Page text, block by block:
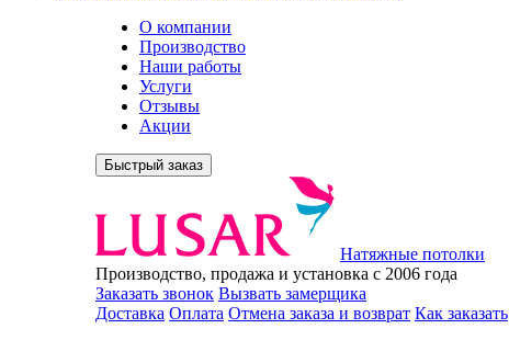
О компании
Производство
Наши работы
Услуги
Отзывы
Акции
Быстрый заказ
Натяжные потолки
Производство, продажа и установка с 2006 года
Заказать звонок Вызвать замерщика
Доставка Оплата Отмена заказа и возврат Как заказать